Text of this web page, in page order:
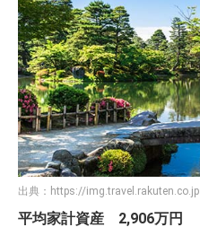
出典： https://img.travel.rakuten.co.jp
平均家計資産 2,906万円